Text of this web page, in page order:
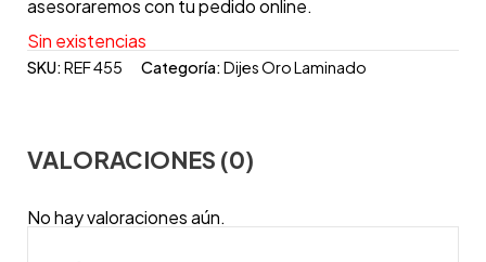
asesoraremos con tu pedido online.
Sin existencias
SKU:REF 455 Categoría:Dijes Oro Laminado
VALORACIONES (0)
No hay valoraciones aún.